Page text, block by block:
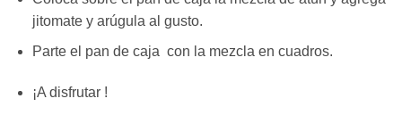
jitomate y arúgula al gusto.
Parte el pan de caja con la mezcla en cuadros.
¡A disfrutar !